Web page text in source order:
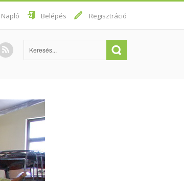
Napló Belépés Regisztráció